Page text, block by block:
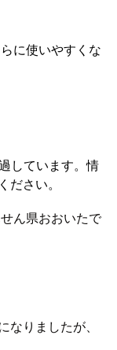
に使いやすくな
しています。情
さい。
ん県おおいたで
りましたが、